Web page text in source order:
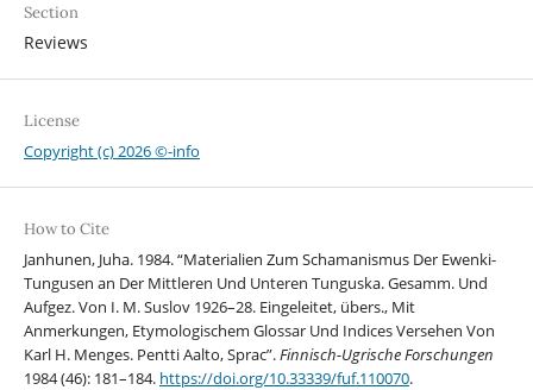
Section
Reviews
License
Copyright (c) 2026 ©-info
How to Cite
Janhunen, Juha. 1984. “Materialien Zum Schamanismus Der Ewenki-
Tungusen an Der Mittleren Und Unteren Tunguska. Gesamm. Und
Aufgez. Von I. M. Suslov 1926–28. Eingeleitet, übers., Mit
Anmerkungen, Etymologischem Glossar Und Indices Versehen Von
Karl H. Menges. Pentti Aalto, Sprac”.Finnisch-Ugrische Forschungen
1984 (46): 181–184. https://doi.org/10.33339/fuf.110070.